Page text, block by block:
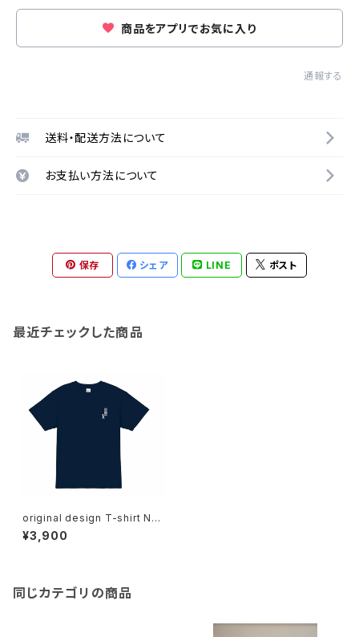
商品をアプリでお気に入り
通報する
送料・配送方法について
お支払い方法について
保存 シェア LINE ポスト
最近チェックした商品
original design T-shirt NAV
Y
¥3,900
同じカテゴリの商品